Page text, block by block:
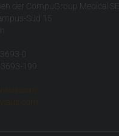
der CompuGroup Medical
Süd 15
0
199